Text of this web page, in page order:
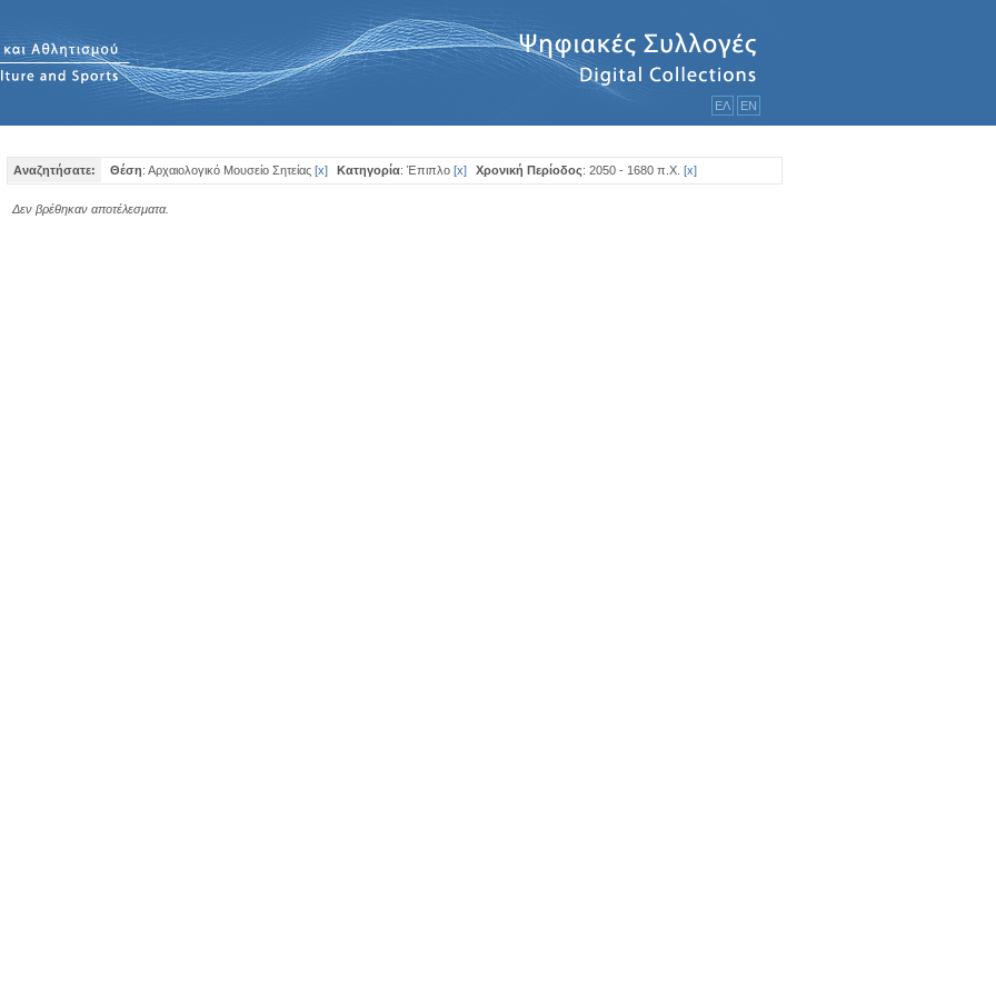
ΕΛ ΕΝ
Αναζητήσατε: Θέση: Αρχαιολογικό Μουσείο Σητείας [x] Κατηγορία: Έπιπλο [x] Χρονική Περίοδος: 2050 - 1680 π.Χ. [x]
Δεν βρέθηκαν αποτέλεσματα.